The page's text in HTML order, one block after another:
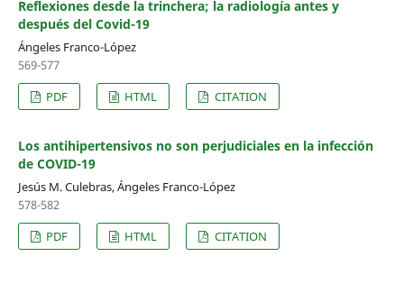
Reflexiones desde la trinchera; la radiología antes y
después del Covid-19
Ángeles Franco-López
569-577
PDF
HTML CITATION
Los antihipertensivos no son perjudiciales en la infección
de COVID-19
Jesús M. Culebras, Ángeles Franco-López
578-582
PDF
HTML CITATION